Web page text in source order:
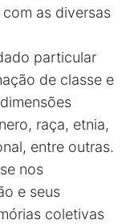
as diversas
particular
de classe e
raça, etnia,
entre outras.
nos
e seus
coletivas